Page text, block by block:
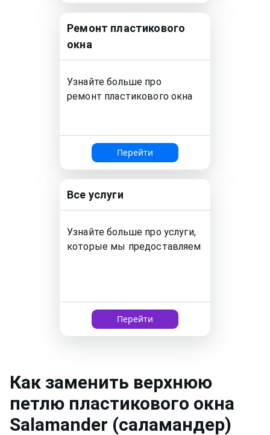
Ремонт пластикового
окна
Узнайте больше про
ремонт пластикового окна
Перейти
Все услуги
Узнайте больше про услуги,
которые мы предоставляем
Перейти
Как заменить верхнюю
петлю пластикового окна
Salamander (саламандер)